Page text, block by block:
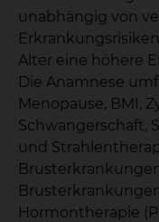
unabhängig von
Alter eine höhere
Die Anamnese
Menopause, BMI,
Schwangerschaft,
und
Hormontherapie